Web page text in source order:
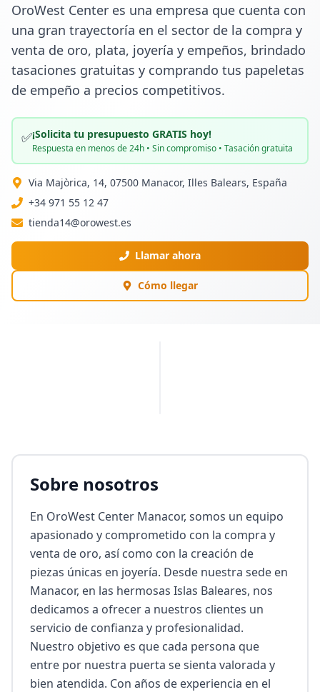
OroWest Center es una empresa que cuenta con
una gran trayectoría en el sector de la compra y
venta de oro, plata, joyería y empeños, brindado
tasaciones gratuitas y comprando tus papeletas
de empeño a precios competitivos.
✅¡Solicita tu presupuesto GRATIS hoy!
Respuesta en menos de 24h • Sin compromiso • Tasación gratuita
Via Majòrica, 14, 07500 Manacor, Illes Balears, España
+34 971 55 12 47
tienda14@orowest.es
Llamar ahora
Cómo llegar
Sobre nosotros
En OroWest Center Manacor, somos un equipo
apasionado y comprometido con la compra y
venta de oro, así como con la creación de
piezas únicas en joyería. Desde nuestra sede en
Manacor, en las hermosas Islas Baleares, nos
dedicamos a ofrecer a nuestros clientes un
servicio de confianza y profesionalidad.
Nuestro objetivo es que cada persona que
entre por nuestra puerta se sienta valorada y
bien atendida. Con años de experiencia en el